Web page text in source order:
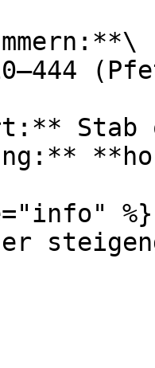
Stab
%}